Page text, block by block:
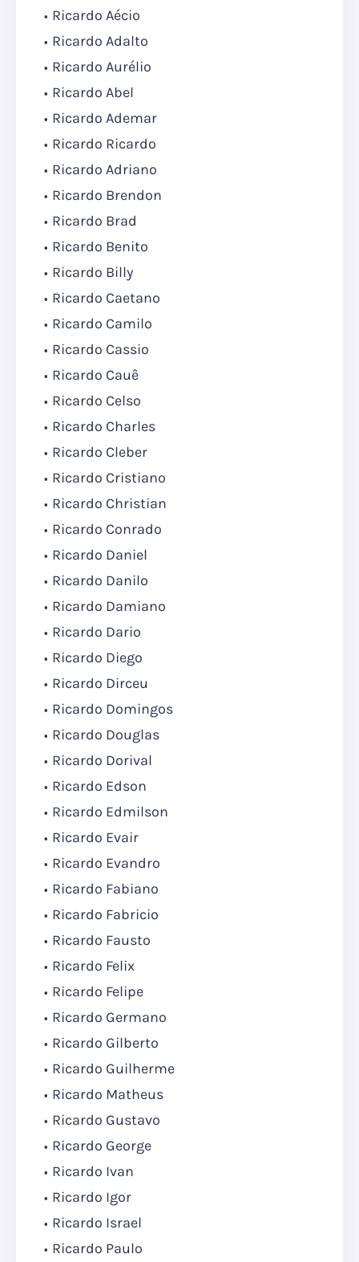
Ricardo Aécio
Ricardo Adalto
Ricardo Aurélio
Ricardo Abel
Ricardo Ademar
Ricardo Ricardo
Ricardo Adriano
Ricardo Brendon
Ricardo Brad
Ricardo Benito
Ricardo Billy
Ricardo Caetano
Ricardo Camilo
Ricardo Cassio
Ricardo Cauê
Ricardo Celso
Ricardo Charles
Ricardo Cleber
Ricardo Cristiano
Ricardo Christian
Ricardo Conrado
Ricardo Daniel
Ricardo Danilo
Ricardo Damiano
Ricardo Dario
Ricardo Diego
Ricardo Dirceu
Ricardo Domingos
Ricardo Douglas
Ricardo Dorival
Ricardo Edson
Ricardo Edmilson
Ricardo Evair
Ricardo Evandro
Ricardo Fabiano
Ricardo Fabricio
Ricardo Fausto
Ricardo Felix
Ricardo Felipe
Ricardo Germano
Ricardo Gilberto
Ricardo Guilherme
Ricardo Matheus
Ricardo Gustavo
Ricardo George
Ricardo Ivan
Ricardo Igor
Ricardo Israel
Ricardo Paulo